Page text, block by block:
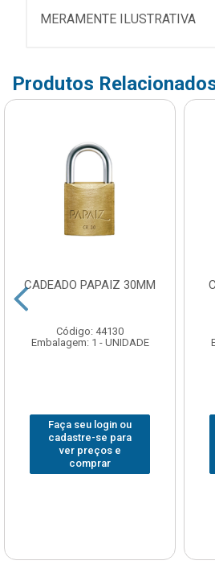
MERAMENTE ILUSTRATIVA
Produtos
CADEADO PAPAIZ 30MM
Código: 44130
Embalagem: 1 - UNIDADE
Faça seu login ou
cadastre-se para
ver preços e
comprar